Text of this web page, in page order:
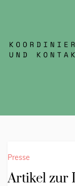
Presse
Artikel zur